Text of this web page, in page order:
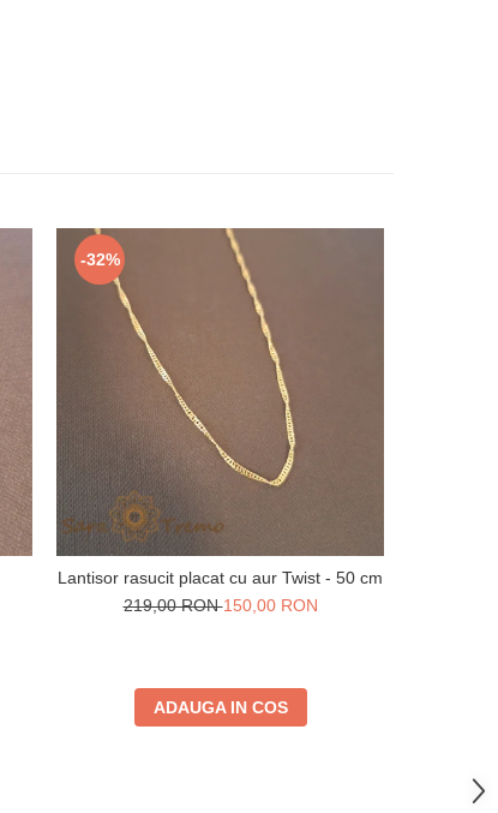
-32%
Lantisor rasucit placat cu aur Twist - 50 cm
219,00 RON150,00 RON
ADAUGA IN COS